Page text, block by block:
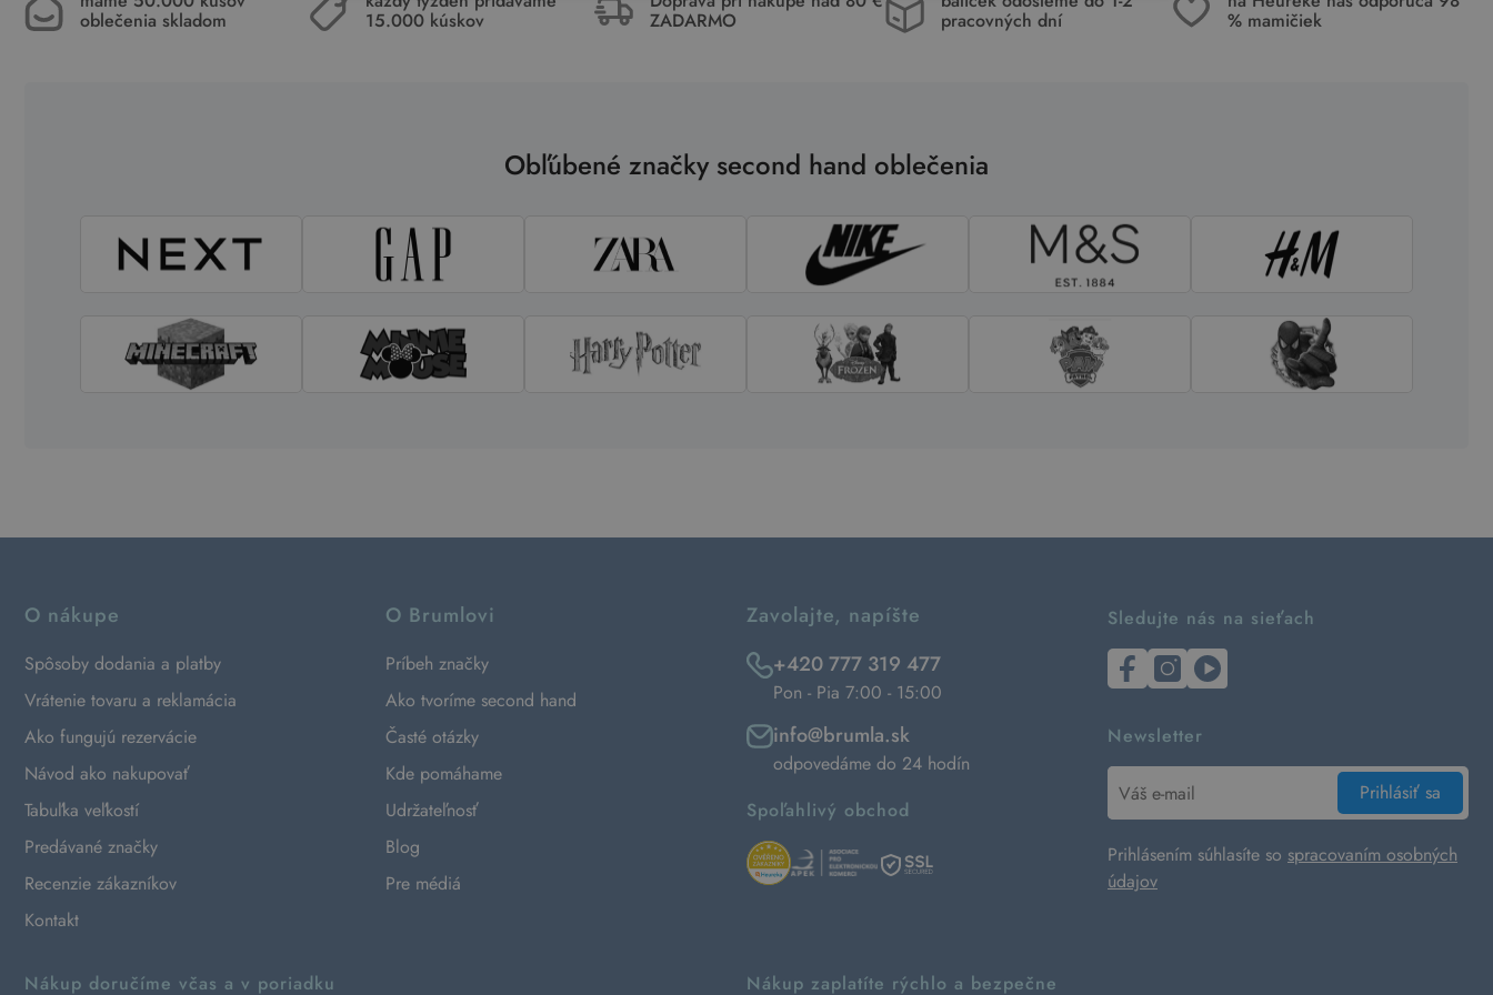
oblečenia skladom 15.000 kúskov ZADARMO pracovných dní % mamičiek
Obľúbené značky second hand oblečenia
O nákupe
Spôsoby dodania a platby
Vrátenie tovaru a reklamácia
Ako fungujú rezervácie
Návod ako nakupovať
Tabuľka veľkostí
Predávané značky
Recenzie zákazníkov
Kontakt
O Brumlovi
Príbeh značky
Ako tvoríme second hand
Časté otázky
Kde pomáhame
Udržateľnosť
Blog
Pre médiá
Zavolajte, napíšte
+420 777 319 477
Pon - Pia 7:00 - 15:00
info@brumla.sk
odpovedáme do 24 hodín
Spoľahlivý obchod
Sledujte nás na sieťach
Newsletter
Prihlásiť sa
Prihlásením súhlasíte so spracovaním osobných
údajov
Nákup doručíme včas a v poriadku Nákup zaplatíte rýchlo a bezpečne